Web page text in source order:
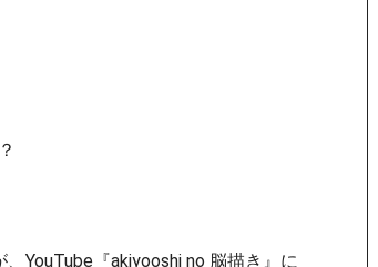
YouTube『akiyooshi no 脳描き』に